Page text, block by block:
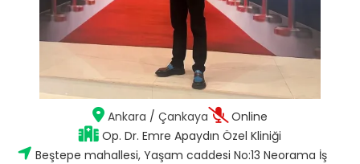
Ankara / Çankaya
Online
Op. Dr. Emre Apaydın Özel Kliniği
Beştepe mahallesi, Yaşam caddesi No:13 Neorama İş